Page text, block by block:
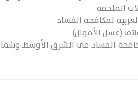
الملحقة
العربية لمكافحة الفساد​
(غسل الأموال)​
الفساد في الشرق الأوسط